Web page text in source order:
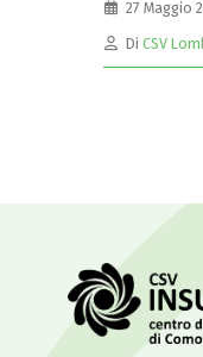
27 Maggio
Di CSV